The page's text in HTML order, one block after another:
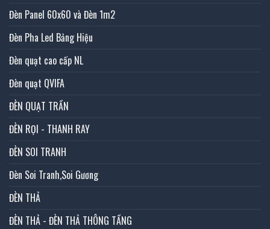
Đèn Panel 60x60 và Đèn 1m2
Đèn Pha Led Bảng Hiệu
Đèn quạt cao cấp NL
Đèn quạt QVIFA
ĐÈN QUẠT TRẦN
ĐÈN RỌI - THANH RAY
ĐÈN SOI TRANH
Đèn Soi Tranh,Soi Gương
ĐÈN THẢ
ĐÈN THẢ - ĐÈN THẢ THÔNG TẦNG